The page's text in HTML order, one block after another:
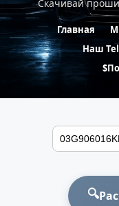
Скачивай
Главная
Наш
🔍